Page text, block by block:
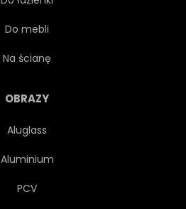
PUNKT ORIENTACYJNY
Do mebli
Na ścianę
OBRAZY
Aluglass
Aluminium
PCV